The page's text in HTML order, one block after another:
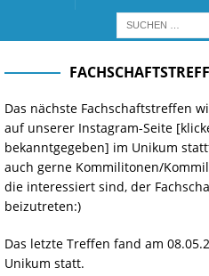
Das nächste Fachschaftstreffen
auf unserer Instagram-Seite
bekanntgegeben] im Unikum
auch gerne Kommilitonen/
die interessiert sind, der
beizutreten:)
Das letzte Treffen fand am
Unikum statt.